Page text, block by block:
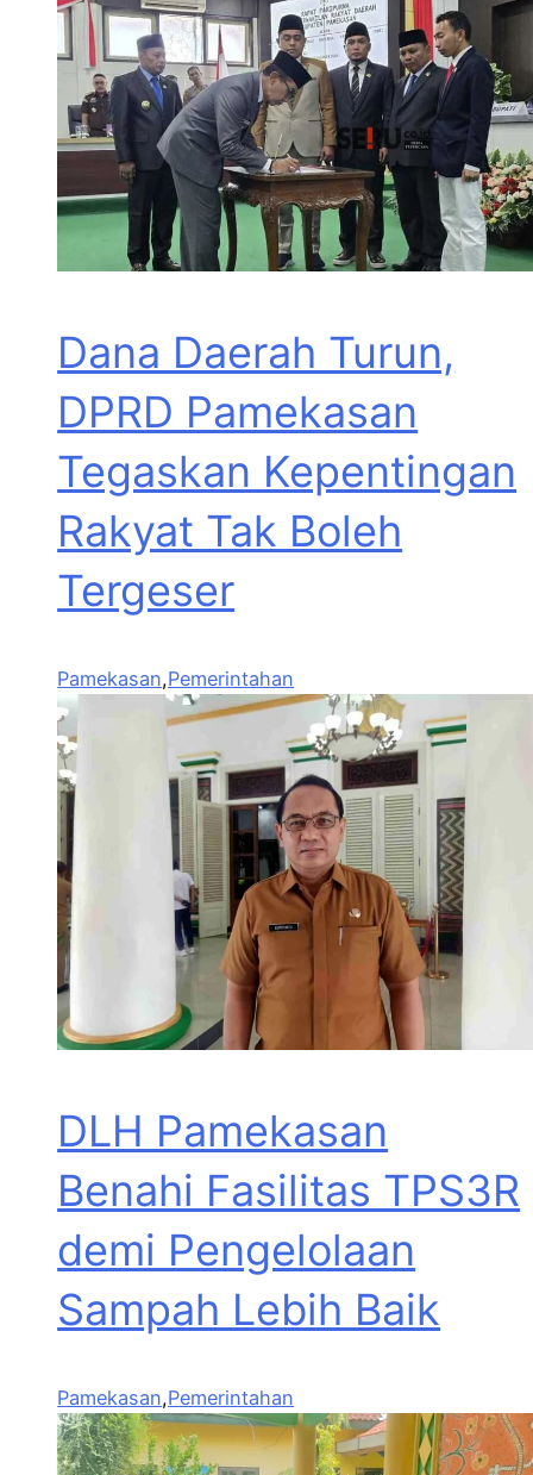
Dana Daerah Turun,
DPRD Pamekasan
Tegaskan Kepentingan
Rakyat Tak Boleh
Tergeser
Pamekasan,Pemerintahan
DLH Pamekasan
Benahi Fasilitas TPS3R
demi Pengelolaan
Sampah Lebih Baik
Pamekasan,Pemerintahan